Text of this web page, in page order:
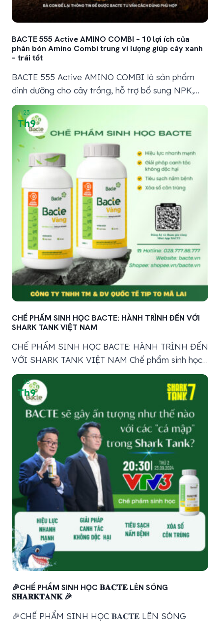
BACTE 555 Active AMINO COMBI – 10 lợi ích của
phân bón Amino Combi trung vi lượng giúp cây xanh
– trái tốt
BACTE 555 Active AMINO COMBI là sản phẩm
dinh dưỡng cho cây trồng, hỗ trợ bổ sung NPK,
amino, trung vi lượng và phụ gia đặc hiệu khác,
giúp cây xanh lá, mập chồi, phục hồi sau suy và
dưỡng trái ổn định hơn. Trong quá trình chăm sóc
cây trồng, bà con thường quan...
23
Th9
CHẾ PHẨM SINH HỌC BACTE: HÀNH TRÌNH ĐẾN VỚI
SHARK TANK VIỆT NAM
CHẾ PHẨM SINH HỌC BACTE: HÀNH TRÌNH ĐẾN
VỚI SHARK TANK VIỆT NAM Chế phẩm sinh học
BACTE đã chính thức lên sóng chương trình Shark
Tank Việt Nam Mở ra một chương mới cho hành
trình phát triển của sản phẩm. Được hình thành từ
những trăn trở và nhu cầu thực tế trong...
23
Th9
🎉CHẾ PHẨM SINH HỌC 𝐁𝐀𝐂𝐓𝐄 LÊN SÓNG
𝐒𝐇𝐀𝐑𝐊𝐓𝐀𝐍𝐊 🎉
🎉CHẾ PHẨM SINH HỌC 𝐁𝐀𝐂𝐓𝐄 LÊN SÓNG